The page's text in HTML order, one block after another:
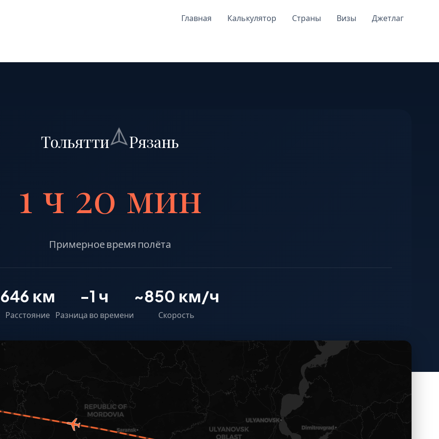
Главная Калькулятор Страны Визы Джетлаг
Тольятти Рязань
1 ч 20 мин
Примерное время полёта
646 км
Расстояние
-1 ч
Разница во времени
~850 км/ч
Скорость